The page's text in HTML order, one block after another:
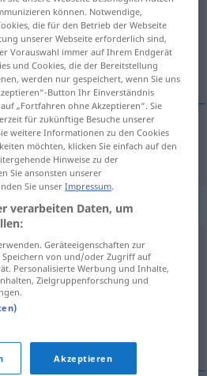
anklicken/antippen)
: Adverb
anklicken/antippen)
können. Notwendige,
die für den Betrieb der Webseite
unserer Webseite erforderlich sind,
Vorauswahl immer auf Ihrem Endgerät
und Cookies, die der Bereitstellung
werden nur gespeichert, wenn Sie uns
Button Ihr Einverständnis
„Fortfahren ohne Akzeptieren“. Sie
für zukünftige Besuche unserer
weitere Informationen zu den Cookies
möchten, klicken Sie einfach auf den
Hinweise zu der
Sie ansonsten unserer
Sie unserImpressum.
verarbeiten Daten, um
Geräteeigenschaften zur
von und/oder Zugriff auf
Personalisierte Werbung und Inhalte,
Zielgruppenforschung und
Akzeptieren